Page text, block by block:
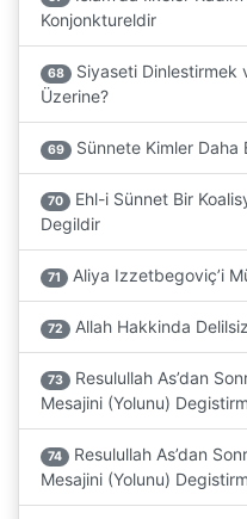
Konjonktureldir
68
Siyaseti Dinlestirmek
Üzerine?
69 Sünnete Kimler Daha
70
Ehl-i Sünnet Bir
Degildir
71 Aliya Izzetbegoviç’i
72 Allah Hakkinda
73
Resulullah As’dan
Mesajini (Yolunu)
74
Resulullah As’dan
Mesajini (Yolunu)